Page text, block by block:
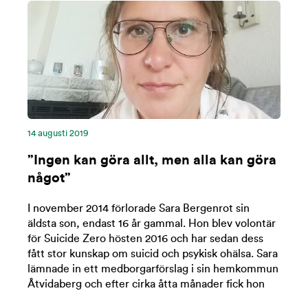
14 augusti 2019
”Ingen kan göra allt, men alla kan göra
något”
I november 2014 förlorade Sara Bergenrot sin
äldsta son, endast 16 år gammal. Hon blev volontär
för Suicide Zero hösten 2016 och har sedan dess
fått stor kunskap om suicid och psykisk ohälsa. Sara
lämnade in ett medborgarförslag i sin hemkommun
Åtvidaberg och efter cirka åtta månader fick hon